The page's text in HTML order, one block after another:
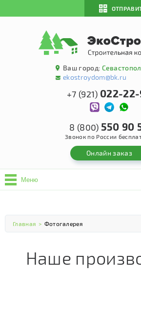
Ваш город:
ekostroydom@bk.ru
+7 (921) 022-
8 (800) 550 90
Звонок по России
Онлайн заказ
Меню
Главная > Фотогалерея
Наше